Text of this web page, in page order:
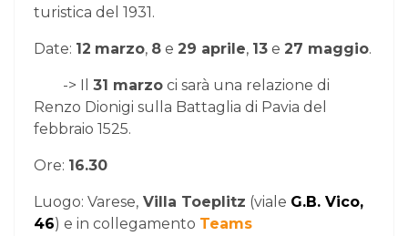
turistica del 1931.
Date: 12 marzo, 8 e 29 aprile, 13 e 27 maggio.
-> Il 31 marzo ci sarà una relazione di
Renzo Dionigi sulla Battaglia di Pavia del
febbraio 1525.
Ore: 16.30
Luogo: Varese, Villa Toeplitz (viale G.B. Vico,
46) e in collegamento Teams